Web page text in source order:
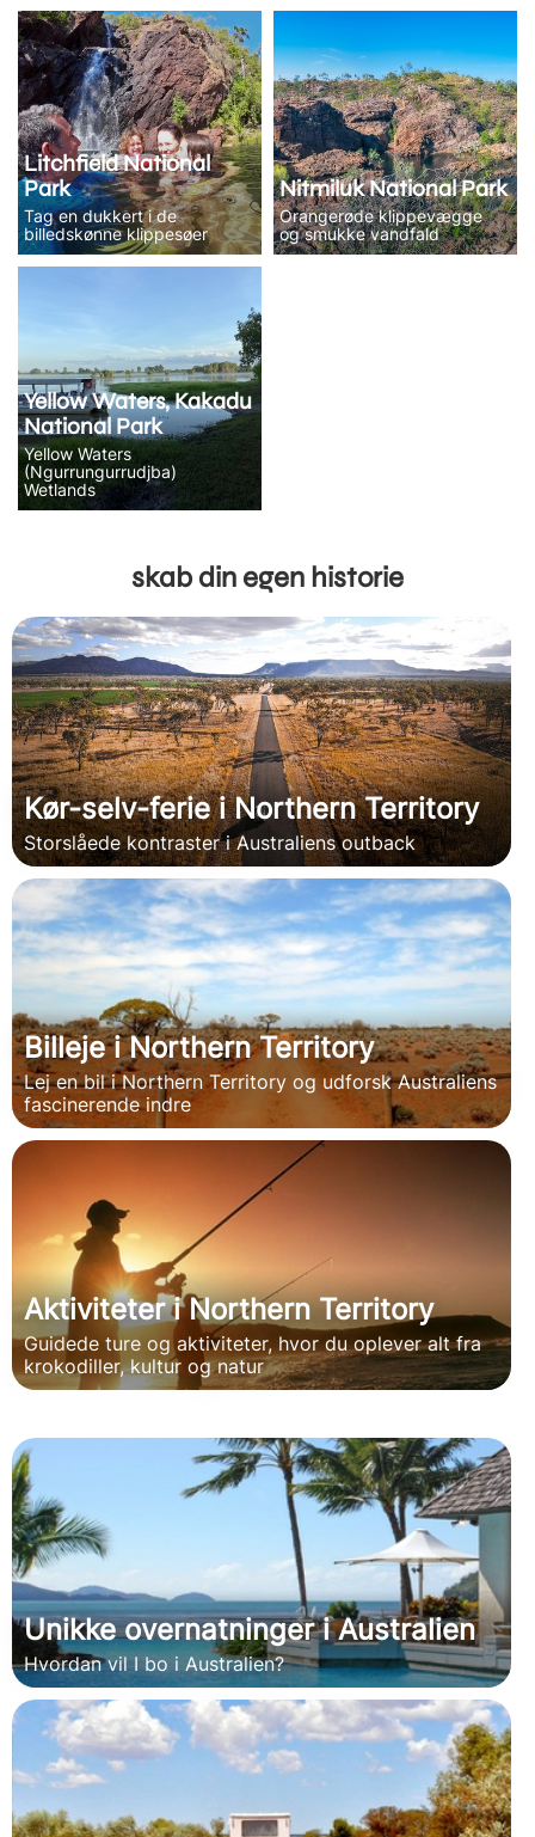
Litchfield National
Park
Tag en dukkert i de
billedskønne klippesøer
Nitmiluk National Park
Orangerøde klippevægge
og smukke vandfald
Yellow Waters, Kakadu
National Park
Yellow Waters
(Ngurrungurrudjba)
Wetlands
skab din egen historie
Kør-selv-ferie i Northern Territory
Storslåede kontraster i Australiens outback
Billeje i Northern Territory
Lej en bil i Northern Territory og udforsk Australiens
fascinerende indre
Aktiviteter i Northern Territory
Guidede ture og aktiviteter, hvor du oplever alt fra
krokodiller, kultur og natur
Unikke overnatninger i Australien
Hvordan vil I bo i Australien?